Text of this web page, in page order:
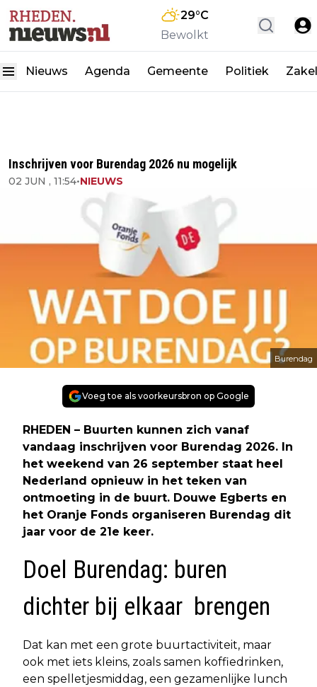
29°C
Bewolkt
Nieuws Agenda Gemeente Politiek
Inschrijven voor Burendag 2026 nu mogelijk
02 JUN , 11:54•NIEUWS
Burendag
Voeg toe als voorkeursbron op Google
RHEDEN – Buurten kunnen zich vanaf
vandaag inschrijven voor Burendag 2026. In
het weekend van 26 september staat heel
Nederland opnieuw in het teken van
ontmoeting in de buurt. Douwe Egberts en
het Oranje Fonds organiseren Burendag dit
jaar voor de 21e keer.
Doel Burendag: buren
dichter bij elkaar brengen
Dat kan met een grote buurtactiviteit, maar
ook met iets kleins, zoals samen koffiedrinken,
een spelletjesmiddag, een gezamenlijke lunch